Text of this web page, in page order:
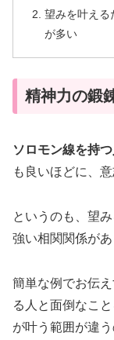
望みを叶える
が多い
精神力の鍛
ソロモン線を持
も良いほどに、
というのも、望
強い相関関係があ
簡単な例でお伝
る人と面倒なこ
が叶う範囲が違